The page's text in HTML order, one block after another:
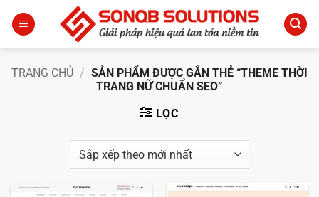
qua
TRANG CHỦ / SẢN PHẨM ĐƯỢC GẮN THẺ “THEME THỜI
TRANG NỮ CHUẨN SEO”
LỌC